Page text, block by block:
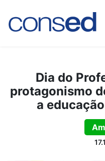
Dia do
protagonismo
a